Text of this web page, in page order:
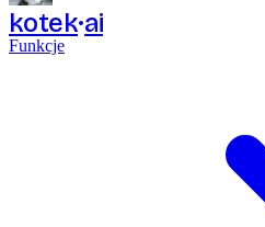
kotek ai
Funkcje